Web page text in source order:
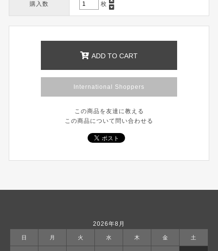
購入数 枚
ADD TO CART
International Shoppers
この商品を友達に教える
この商品について問い合わせる
2026年8月
日 月 火 水 木 金 土